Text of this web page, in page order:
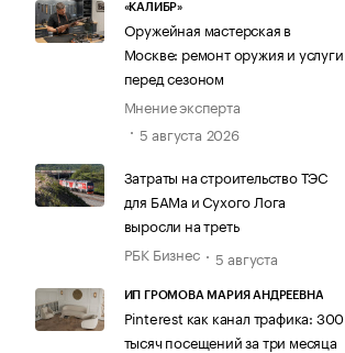
«КАЛИБР»
Оружейная мастерская в
Москве: ремонт оружия и услуги
перед сезоном
Мнение эксперта
5 августа 2026
Затраты на строительство ТЭС
для БАМа и Сухого Лога
выросли на треть
РБК Бизнес
5 августа
ИП ГРОМОВА МАРИЯ АНДРЕЕВНА
Pinterest как канал трафика: 300
тысяч посещений за три месяца